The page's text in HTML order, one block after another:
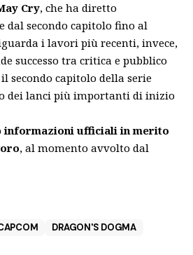
Cry, che ha diretto
secondo capitolo fino al
i lavori più recenti, invece,
successo tra critica e pubblico
il secondo capitolo della serie
dei lanci più importanti di inizio
informazioni ufficiali in merito
, al momento avvolto dal
DRAGON'S DOGMA